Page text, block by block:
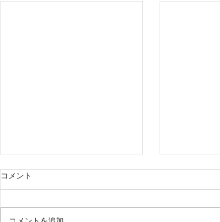
年末年始営業のお知らせ
2025年も残すところ早1週間。
ぎて行きますね。 年末年始の営
コメント